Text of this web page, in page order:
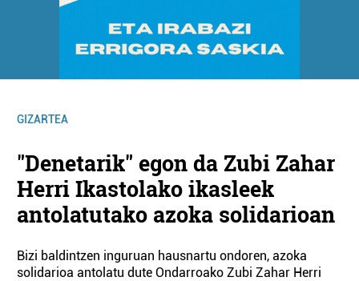
GIZARTEA
"Denetarik" egon da Zubi Zahar
Herri Ikastolako ikasleek
antolatutako azoka solidarioan
Bizi baldintzen inguruan hausnartu ondoren, azoka
solidarioa antolatu dute Ondarroako Zubi Zahar Herri